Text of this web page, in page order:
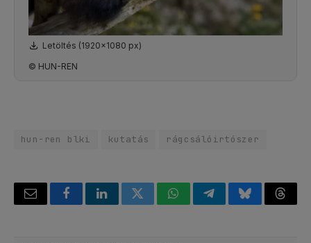
Letöltés (1920x1080 px)
© HUN-REN
hun-ren blki kutatás rágcsálóirtószer
Email FacebookLinkedInTwitterWhatsAppTelegramBluesky